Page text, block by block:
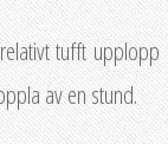
tufft
av en stund.